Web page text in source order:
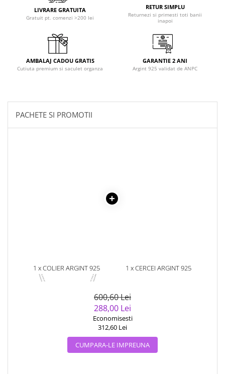
LIVRARE GRATUITA
Gratuit pt. comenzi >200 lei
RETUR SIMPLU
Returnezi si primesti toti banii
inapoi
AMBALAJ CADOU GRATIS
Cutiuta premium si saculet organza
GARANTIE 2 ANI
Argint 925 validat de ANPC
PACHETE SI PROMOTII
1 x COLIER ARGINT 925
PLACAT CU RODIU CU PERLE
1 x CERCEI ARGINT 925
600,60 Lei
288,00 Lei
Economisesti
312,60 Lei
CUMPARA-LE IMPREUNA